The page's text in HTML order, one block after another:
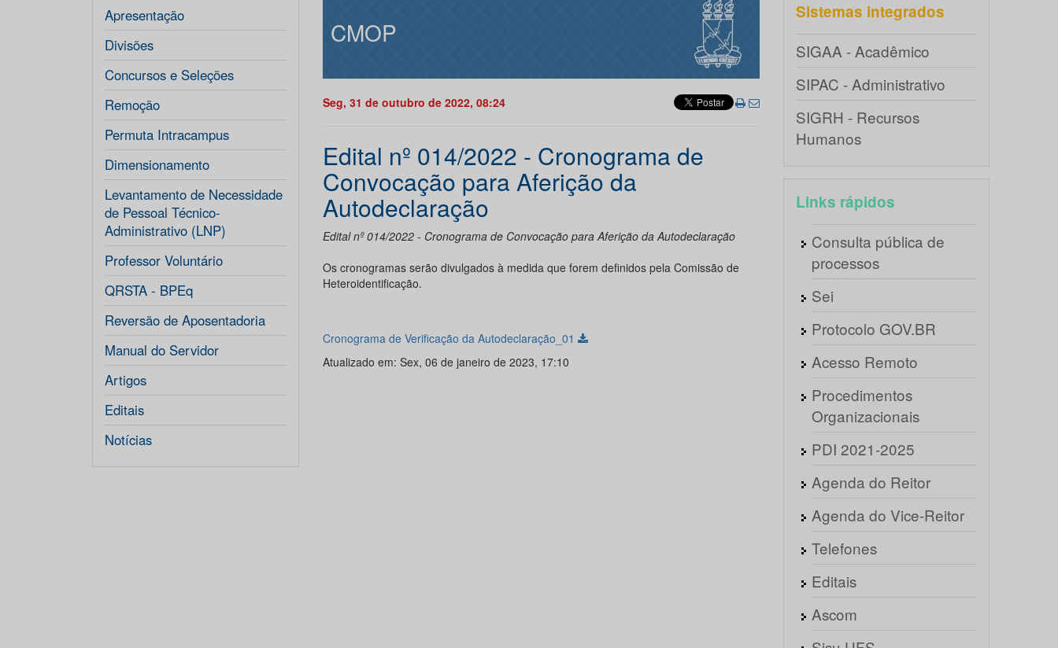
Apresentação
Divisões
Concursos e Seleções
Remoção
Permuta Intracampus
Dimensionamento
Levantamento de Necessidade
de Pessoal Técnico-
Administrativo (LNP)
Professor Voluntário
QRSTA - BPEq
Reversão de Aposentadoria
Manual do Servidor
Artigos
Editais
Notícias
CMOP
Seg, 31 de outubro de 2022, 08:24
Edital nº 014/2022 - Cronograma de
Convocação para Aferição da
Autodeclaração
Edital nº 014/2022 - Cronograma de Convocação para Aferição da Autodeclaração
Os cronogramas serão divulgados à medida que forem definidos pela Comissão de
Heteroidentificação.
Cronograma de Verificação da Autodeclaração_01
Atualizado em: Sex, 06 de janeiro de 2023, 17:10
Sistemas integrados
SIGAA - Acadêmico
SIPAC - Administrativo
SIGRH - Recursos
Humanos
Links rápidos
Consulta pública de
processos
Sei
Protocolo GOV.BR
Acesso Remoto
Procedimentos
Organizacionais
PDI 2021-2025
Agenda do Reitor
Agenda do Vice-Reitor
Telefones
Editais
Ascom